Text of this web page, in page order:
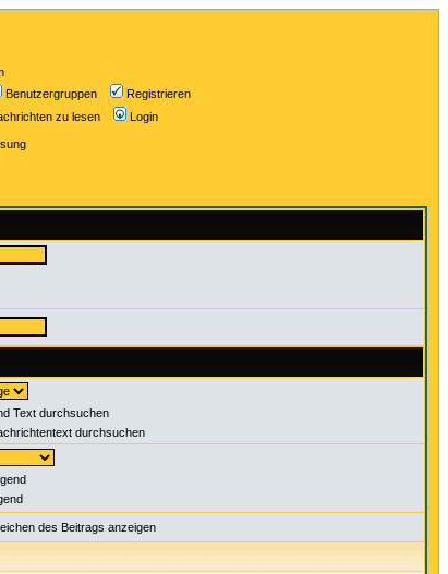
Benutzergruppen
Registrieren
zu lesen Login
Text durchsuchen
durchsuchen
des Beitrags anzeigen